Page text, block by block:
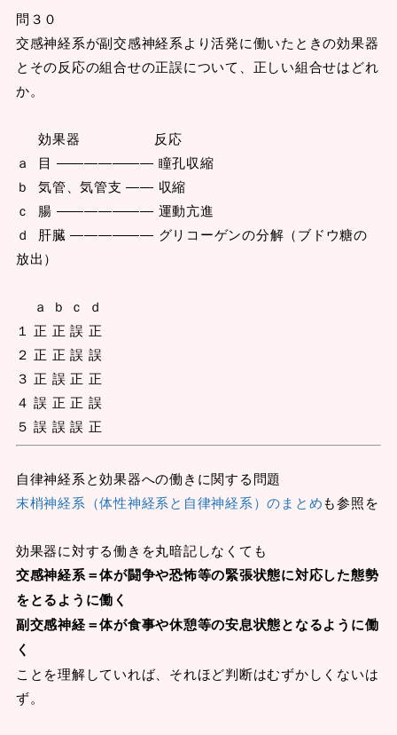
問３０
交感神経系が副交感神経系より活発に働いたときの効果器
とその反応の組合せの正誤について、正しい組合せはどれ
か。
効果器 反応
ａ 目 ――――――― 瞳孔収縮
ｂ 気管、気管支 ―― 収縮
ｃ 腸 ――――――― 運動亢進
ｄ 肝臓 ―――――― グリコーゲンの分解（ブドウ糖の
放出）
ａ ｂ ｃ ｄ
１ 正 正 誤 正
２ 正 正 誤 誤
３ 正 誤 正 正
４ 誤 正 正 誤
５ 誤 誤 誤 正
自律神経系と効果器への働きに関する問題
末梢神経系（体性神経系と自律神経系）のまとめも参照を
効果器に対する働きを丸暗記しなくても
交感神経系＝体が闘争や恐怖等の緊張状態に対応した態勢
をとるように働く
副交感神経＝体が食事や休憩等の安息状態となるように働
く
ことを理解していれば、それほど判断はむずかしくないは
ず。